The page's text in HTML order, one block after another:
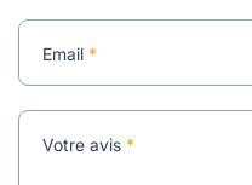
Votre avis *
Email *